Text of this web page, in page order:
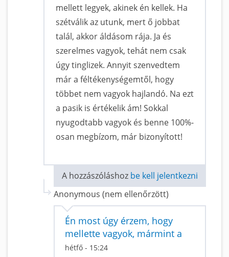
mellett legyek, akinek én kellek. Ha
szétválik az utunk, mert ő jobbat
talál, akkor áldásom rája. Ja és
szerelmes vagyok, tehát nem csak
úgy tinglizek. Annyit szenvedtem
már a féltékenységemtől, hogy
többet nem vagyok hajlandó. Na ezt
a pasik is értékelik ám! Sokkal
nyugodtabb vagyok és benne 100%-
osan megbízom, már bizonyított!
A hozzászóláshoz be kell jelentkezni
Anonymous (nem ellenőrzött)
Én most úgy érzem, hogy
mellette vagyok, mármint a
hétfő - 15:24